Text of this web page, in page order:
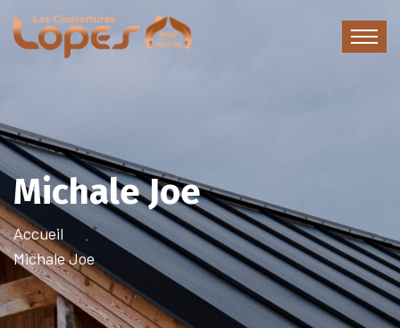
Michale Joe
Accueil
Michale Joe